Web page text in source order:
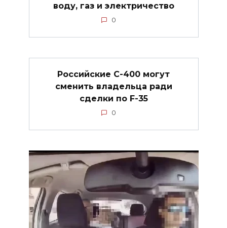
воду, газ и электричество
0
Российские С-400 могут
сменить владельца ради
сделки по F-35
0